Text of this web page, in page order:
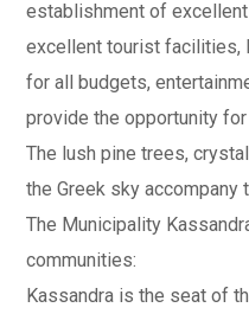
establishment of
excellent tourist facilities,
for all budgets,
provide the opportunity for
The lush pine trees,
the Greek sky accompany
The Municipality
communities:
Kassandra is the seat of